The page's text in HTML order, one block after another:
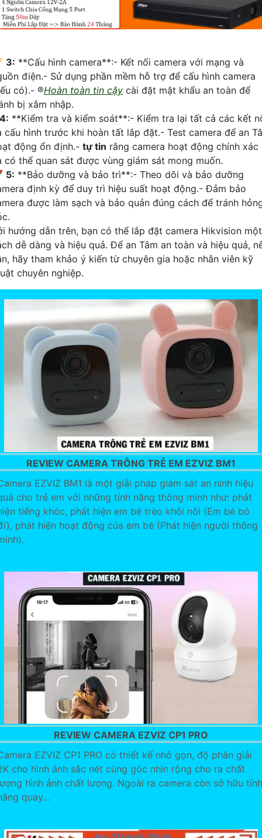
3: **Cấu hình camera**:- Kết nối camera với mạng và
điện.- Sử dụng phần mềm hỗ trợ để cấu hình camera
có).- ®️Hoàn toàn tin cậy cài đặt mật khẩu an toàn để
bị xâm nhập.
4: **Kiểm tra và kiểm soát**:- Kiểm tra lại tất cả các kết
cấu hình trước khi hoàn tất lắp đặt.- Test camera để an
động ổn định.- tự tin rằng camera hoạt động chính xác
có thể quan sát được vùng giám sát mong muốn.
5: **Bảo dưỡng và bảo trì**:- Theo dõi và bảo dưỡng
định kỳ để duy trì hiệu suất hoạt động.- Đảm bảo
được làm sạch và bảo quản đúng cách để tránh
hướng dẫn trên, bạn có thể lắp đặt camera Hikvision một
dễ dàng và hiệu quả. Để an Tâm an toàn và hiệu quả,
hãy tham khảo ý kiến từ chuyên gia hoặc nhân viên kỹ
chuyên nghiệp.
REVIEW CAMERA TRÔNG TRẺ EM EZVIZ BM1
EZVIZ BM1 là một giải pháp giám sát an ninh hiệu
cho trẻ em với những tính năng thông minh như: phát
tiếng khóc, phát hiện em bé trèo khỏi nôi (Em bé bỏ
phát hiện hoạt động của em bé (Phát hiện người thông
REVIEW CAMERA EZVIZ CP1 PRO
EZVIZ CP1 PRO có thiết kế nhỏ gọn, độ phân giải
cho hình ảnh sắc nét cùng góc nhìn rộng cho ra chất
hình ảnh chất lượng. Ngoài ra camera còn sở hữu tính
quay...